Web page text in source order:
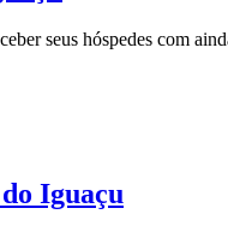
seus hóspedes com
Iguaçu